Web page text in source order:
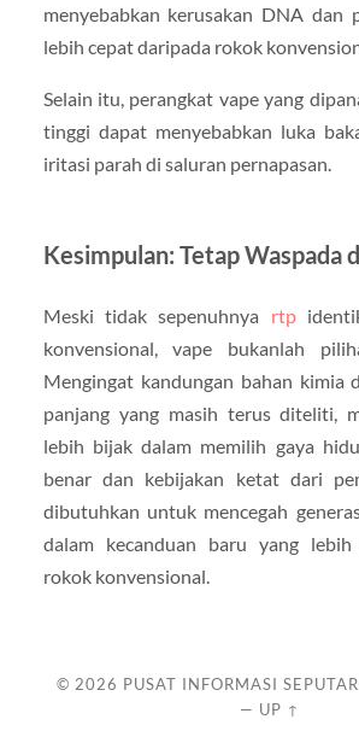
menyebabkan kerusakan DNA dan
lebih cepat daripada rokok
Selain itu, perangkat vape yang
tinggi dapat menyebabkan luka
iritasi parah di saluran pernapasan.
Kesimpulan: Tetap Waspada
Meski tidak sepenuhnya rtp
konvensional, vape bukanlah
Mengingat kandungan bahan kimia
panjang yang masih terus diteliti,
lebih bijak dalam memilih gaya
benar dan kebijakan ketat dari
dibutuhkan untuk mencegah
dalam kecanduan baru yang
rokok konvensional.
© 2026 PUSAT INFORMASI
— UP ↑